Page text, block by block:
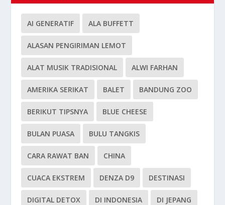
AI GENERATIF ALA BUFFETT
ALASAN PENGIRIMAN LEMOT
ALAT MUSIK TRADISIONAL ALWI FARHAN
AMERIKA SERIKAT BALET BANDUNG ZOO
BERIKUT TIPSNYA BLUE CHEESE
BULAN PUASA BULU TANGKIS
CARA RAWAT BAN CHINA
CUACA EKSTREM DENZA D9 DESTINASI
DIGITAL DETOX DI INDONESIA DI JEPANG